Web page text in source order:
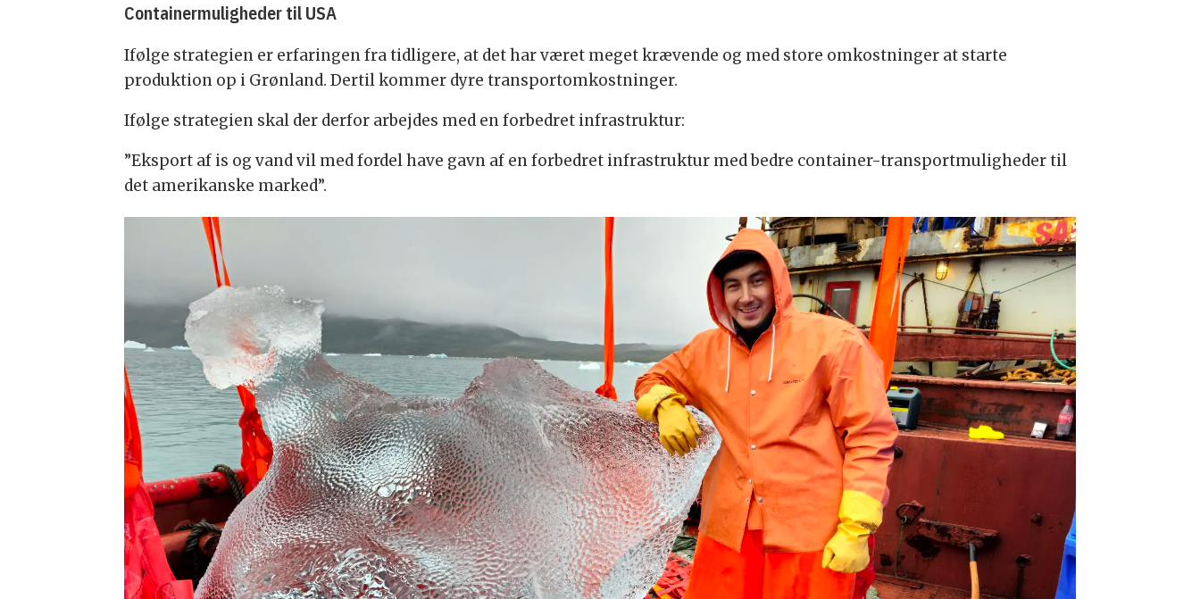
Containermuligheder til USA
Ifølge strategien er erfaringen fra tidligere, at det har været meget krævende og med store omkostninger at starte
produktion op i Grønland. Dertil kommer dyre transportomkostninger.
Ifølge strategien skal der derfor arbejdes med en forbedret infrastruktur:
”Eksport af is og vand vil med fordel have gavn af en forbedret infrastruktur med bedre container-transportmuligheder til
det amerikanske marked”.